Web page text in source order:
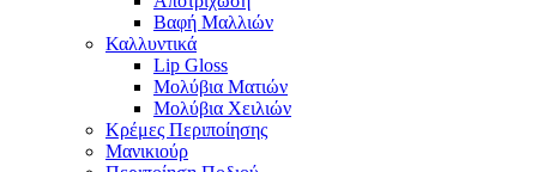
Βαφή Μαλλιών
Καλλυντικά
Lip Gloss
Μολύβια Ματιών
Μολύβια Χειλιών
Κρέμες Περιποίησης
Μανικιούρ